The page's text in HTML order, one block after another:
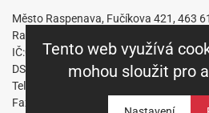
Tento web využívá
mohou sloužit pro
Město Raspenava, Fučíkova 421, 463 61
Raspenava
IČ:00263141 DIČ:CZ00263141
DS: nkabbs6
Telefon: +420 482 360 431
Fax: +420 482 319 229